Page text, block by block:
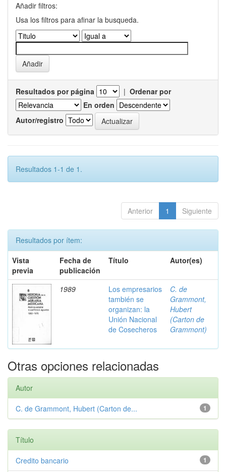
Añadir filtros:
Usa los filtros para afinar la busqueda.
Resultados por página | Ordenar por
En orden
Autor/registro
Resultados 1-1 de 1.
Anterior 1 Siguiente
Resultados por ítem:
Vista
previa
Fecha de
publicación
Título Autor(es)
1989
Los empresarios
también se
organizan: la
Unión Nacional
de Cosecheros
C. de
Grammont,
Hubert
(Carton de
Grammont)
Otras opciones relacionadas
Autor
1
C. de Grammont, Hubert (Carton de...
Título
1
Credito bancario